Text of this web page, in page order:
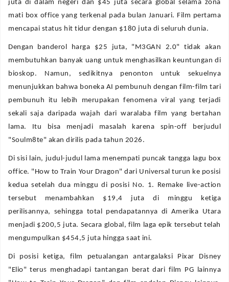
juta di dalam negeri dan $45 juta secara global selama zona
mati box office yang terkenal pada bulan Januari. Film pertama
mencapai status hit tidur dengan $180 juta di seluruh dunia.
Dengan banderol harga $25 juta, "M3GAN 2.0" tidak akan
membutuhkan banyak uang untuk menghasilkan keuntungan di
bioskop. Namun, sedikitnya penonton untuk sekuelnya
menunjukkan bahwa boneka AI pembunuh dengan film-film tari
pembunuh itu lebih merupakan fenomena viral yang terjadi
sekali saja daripada wajah dari waralaba film yang bertahan
lama. Itu bisa menjadi masalah karena spin-off berjudul
"Soulm8te" akan dirilis pada tahun 2026.
Di sisi lain, judul-judul lama menempati puncak tangga lagu box
office. "How to Train Your Dragon" dari Universal turun ke posisi
kedua setelah dua minggu di posisi No. 1. Remake live-action
tersebut menambahkan $19,4 juta di minggu ketiga
perilisannya, sehingga total pendapatannya di Amerika Utara
menjadi $200,5 juta. Secara global, film laga epik tersebut telah
mengumpulkan $454,5 juta hingga saat ini.
Di posisi ketiga, film petualangan antargalaksi Pixar Disney
"Elio" terus menghadapi tantangan berat dari film PG lainnya